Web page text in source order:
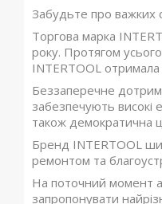
Забудьте про важких
Торгова марка
року. Протягом
INTERTOOL
Беззаперечне
забезпечують високі
також демократична
Бренд INTERTOOL
ремонтом та
На поточний момент
запропонувати